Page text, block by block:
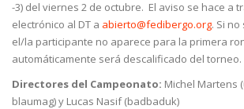
-3) del viernes 2 de octubre. El aviso se hace a
electrónico al DT a abierto@fedibergo.org. Si
el/la participante no aparece para la primera
automáticamente será descalificado del torneo.
Directores del Campeonato: Michel Martens
blaumag) y Lucas Nasif (badbaduk)